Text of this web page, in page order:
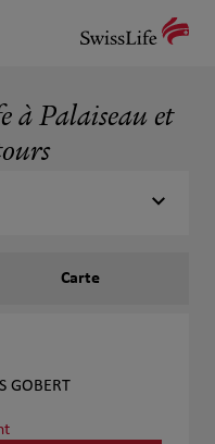
à Palaiseau et
Carte
GOBERT